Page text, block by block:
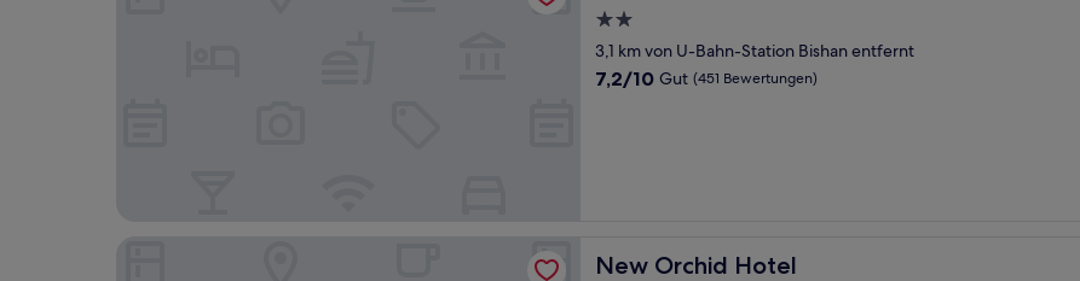
2.0-
Sterne-
Unterkunft
3,1 km von U-Bahn-Station Bishan entfernt
7.2
7,2/10 Gut (451 Bewertungen)
New Orchid Hotel
New Orchid Hotel